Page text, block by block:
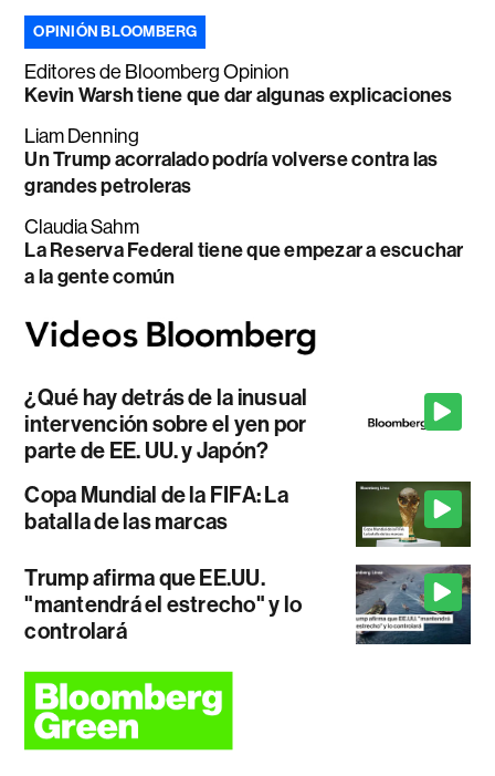
OPINIÓN BLOOMBERG
Editores de Bloomberg Opinion
Kevin Warsh tiene que dar algunas explicaciones
Liam Denning
Un Trump acorralado podría volverse contra las
grandes petroleras
Claudia Sahm
La Reserva Federal tiene que empezar a escuchar
a la gente común
¿Qué hay detrás de la inusual
intervención sobre el yen por
parte de EE. UU. y Japón?
Copa Mundial de la FIFA: La
batalla de las marcas
Trump afirma que EE.UU.
"mantendrá el estrecho" y lo
controlará